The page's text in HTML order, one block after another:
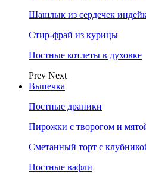
Шашлык из сердечек
Стир-фрай из курицы
Постные котлеты в духовке
Prev Next
Выпечка
Постные драники
Пирожки с творогом и
Сметанный торт с
Постные вафли